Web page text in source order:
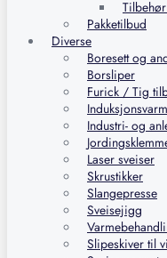
Pakketilbud
Diverse
Boresett og
Borsliper
Furick / Tig
Industri- og
Laser sveiser
Skrustikker
Slangepresse
Sveisejigg
Slipeskiver til